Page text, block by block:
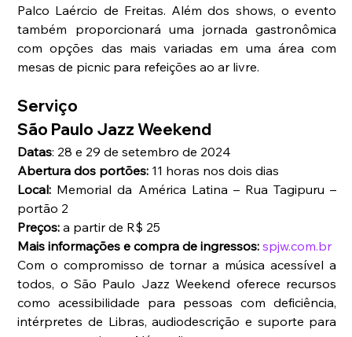
Palco Laércio de Freitas. Além dos shows, o evento
também proporcionará uma jornada gastronômica
com opções das mais variadas em uma área com
mesas de picnic para refeições ao ar livre.
Serviço
São Paulo Jazz Weekend
Datas: 28 e 29 de setembro de 2024
Abertura dos portões: 11 horas nos dois dias
Local: Memorial da América Latina – Rua Tagipuru –
portão 2
Preços: a partir de R$ 25
Mais informações e compra de ingressos: spjw.com.br
Com o compromisso de tornar a música acessível a
todos, o São Paulo Jazz Weekend oferece recursos
como acessibilidade para pessoas com deficiência,
intérpretes de Libras, audiodescrição e suporte para